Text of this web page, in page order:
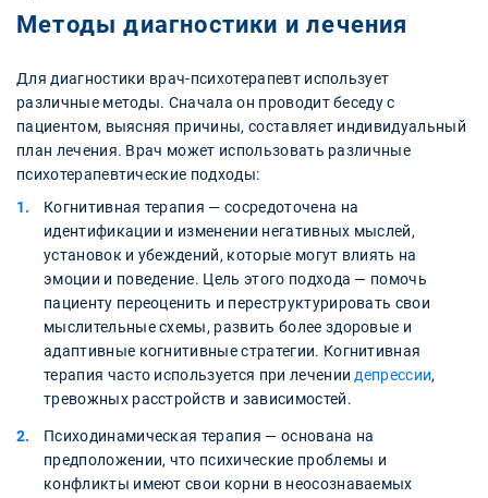
Методы диагностики и лечения
Для диагностики врач-психотерапевт использует
различные методы. Сначала он проводит беседу с
пациентом, выясняя причины, составляет индивидуальный
план лечения. Врач может использовать различные
психотерапевтические подходы:
Когнитивная терапия — сосредоточена на
идентификации и изменении негативных мыслей,
установок и убеждений, которые могут влиять на
эмоции и поведение. Цель этого подхода — помочь
пациенту переоценить и переструктурировать свои
мыслительные схемы, развить более здоровые и
адаптивные когнитивные стратегии. Когнитивная
терапия часто используется при лечениидепрессии,
тревожных расстройств и зависимостей.
Психодинамическая терапия — основана на
предположении, что психические проблемы и
конфликты имеют свои корни в неосознаваемых